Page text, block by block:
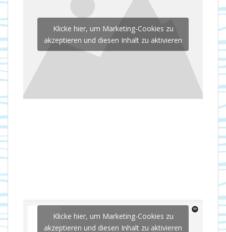
Klicke hier, um Marketing-Cookies zu
akzeptieren und diesen Inhalt zu aktivieren
Klicke hier, um Marketing-Cookies zu
akzeptieren und diesen Inhalt zu aktivieren